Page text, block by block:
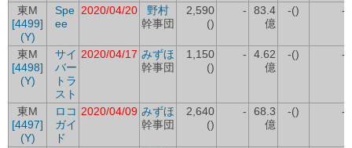
東M
[4499]
(Y)
Spe
ee
2020/04/20
野村
幹事団
2,590
()
-
83.4
億
-() -
東M
[4498]
(Y)
サイ
バー
トラ
スト
2020/04/17 みずほ
幹事団
1,150
()
-
4.62
億
-() -
東M
[4497]
(Y)
ロコ
ガイ
ド
2020/04/09 みずほ
幹事団
2,640
()
-
68.3
億
-() -